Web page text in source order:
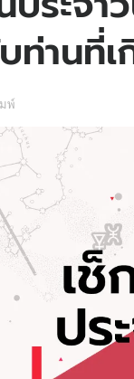
สถิติหวยไทย
หวยลาว
ติดตามสนุกโซเ
ร์ (ประเทศไทย) จำกัด
ท่านที่
พ์